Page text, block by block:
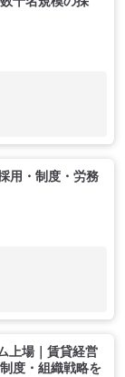
用・制度・労務
上場｜賃貸経営
度・組織戦略を